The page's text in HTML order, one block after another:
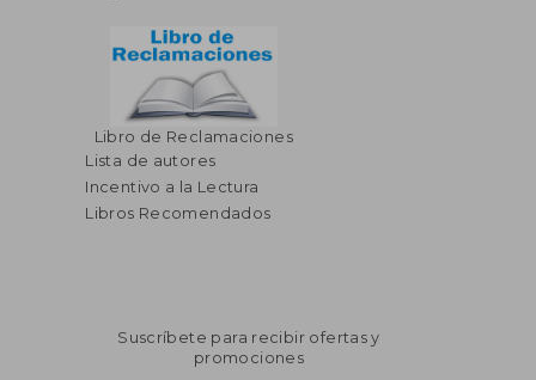
Libro de Reclamaciones
Lista de autores
Incentivo a la Lectura
Libros Recomendados
Suscríbete para recibir ofertas y
promociones